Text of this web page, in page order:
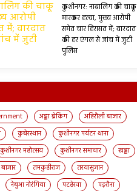
कुशीनगर: नाबालिग की चाकू
मारकर हत्या, मुख्य आरोपी
समेत चार हिरासत में; वारदात
की हर एंगल से जांच में जुटी
पुलिस
अड्डा ब्रेकिंग
अहिरौली बाजार
कुबेरस्थान
कुशीनगर पर्यटन थाना
कुशीनगर महोत्सव कुशीनगर समाचार
खड्डा
तमकुहीराज
तरयासुजान
नेबुआ नोरंगिया पटहेरवा
पड़रौना